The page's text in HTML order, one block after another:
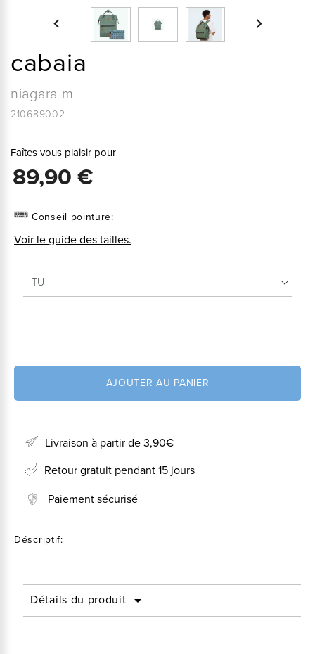
 
cabaia
niagara m
210689002
Faîtes vous plaisir pour
89,90 €
Conseil pointure:
Voir le guide des tailles.
AJOUTER AU PANIER
Livraison à partir de 3,90€
Retour gratuit pendant 15 jours
Paiement sécurisé
Déscriptif:
Détails du produit 